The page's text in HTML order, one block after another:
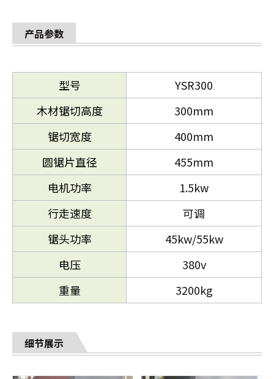
产品参数
型号
YSR300
木材锯切高度
300mm
锯切宽度
400mm
圆锯片直径
455mm
电机功率
1.5kw
行走速度
可调
锯头功率
45kw/55kw
电压
380v
重量
3200kg
细节展示